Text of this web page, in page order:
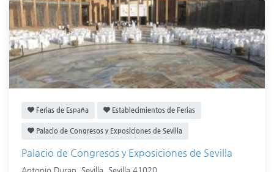
Ferias de España Establecimientos de Ferias
Palacio de Congresos y Exposiciones de Sevilla
Palacio de Congresos y Exposiciones de Sevilla
Antonio Duran, Sevilla Sevilla 41020